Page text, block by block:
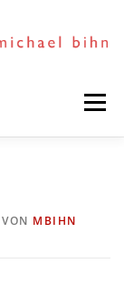
Menü
VON MBIHN